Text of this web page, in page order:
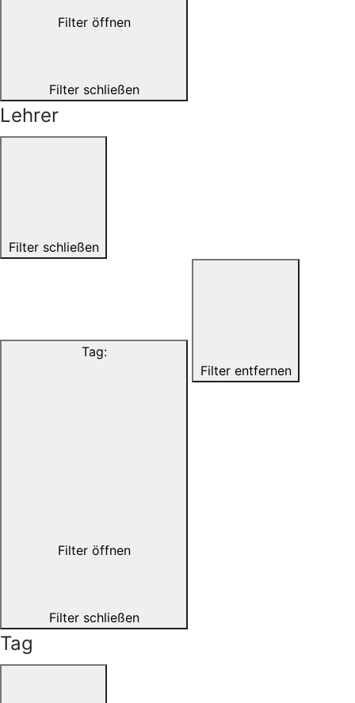
Filter öffnen
Filter schließen
Lehrer
Filter schließen
Tag:
Filter öffnen
Filter schließen
Filter entfernen
Tag